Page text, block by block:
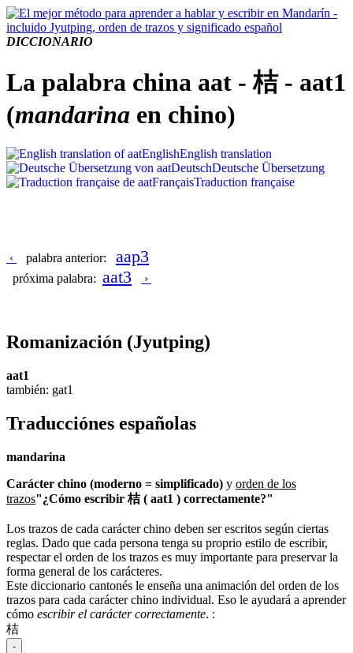
DICCIONARIO
La palabra china aat - 桔 - aat1
(mandarina en chino)
EnglishEnglish translation
DeutschDeutsche Übersetzung
FrançaisTraduction française
‹ palabra anterior: aap3
próxima palabra: aat3 ›
Romanización (Jyutping)
aat1
también: gat1
Traducciónes españolas
mandarina
Carácter chino (moderno = simplificado) y orden de los
trazos"¿Cómo escribir 桔 ( aat1 ) correctamente?"
Los trazos de cada carácter chino deben ser escritos según ciertas
reglas. Dado que cada persona tenga su proprio estilo de escribir,
respectar el orden de los trazos es muy importante para preservar la
forma general de los carácteres.
Este diccionario cantonés le enseña una animación del orden de los
trazos para cada carácter chino individual. Eso le ayudará a aprender
cómo escribir el carácter correctamente. :
桔
-